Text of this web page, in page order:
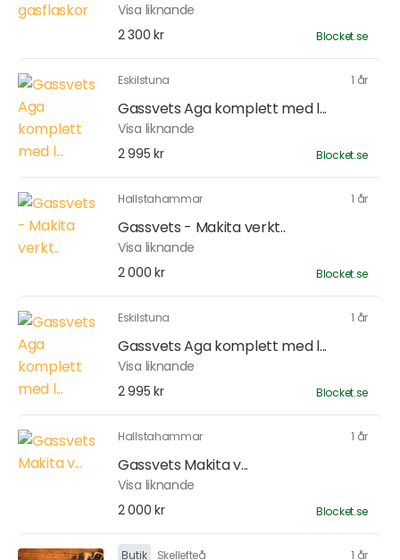
Visa liknande
2 300 kr
Blocket.se
Eskilstuna 1 år
Gassvets Aga komplett med l...
Visa liknande
2 995 kr
Blocket.se
Hallstahammar 1 år
Gassvets - Makita verkt..
Visa liknande
2 000 kr
Blocket.se
Eskilstuna 1 år
Gassvets Aga komplett med l...
Visa liknande
2 995 kr
Blocket.se
Hallstahammar 1 år
Gassvets Makita v...
Visa liknande
2 000 kr
Blocket.se
Butik Skellefteå 1 år